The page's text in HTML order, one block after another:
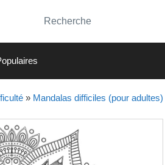
» Mandalas difficiles (pour adultes)